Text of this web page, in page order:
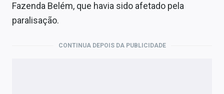
Fazenda Belém, que havia sido afetado pela
paralisação.
CONTINUA DEPOIS DA PUBLICIDADE